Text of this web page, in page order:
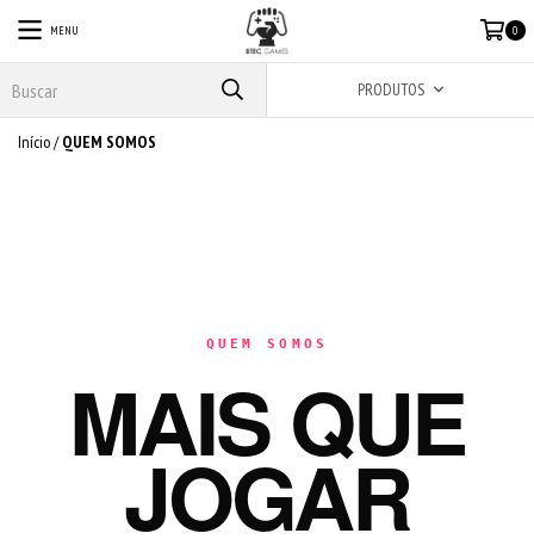
MENU 0
PRODUTOS
Início/ QUEM SOMOS
QUEM SOMOS
MAIS QUE
JOGAR